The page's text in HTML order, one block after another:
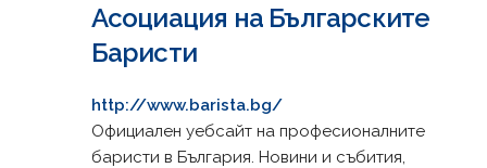
Асоциация на Българските
Баристи
http://www.barista.bg/
Официален уебсайт на професионалните
баристи в България. Новини и събития,